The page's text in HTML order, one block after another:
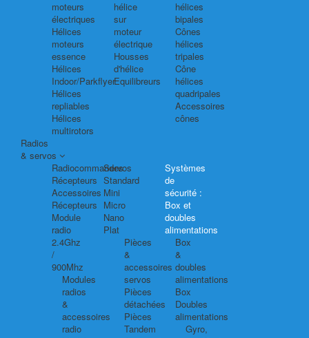
moteurs
électriques
Hélices
moteurs
essence
Hélices
Indoor/Parkflyer
Hélices
repliables
Hélices
multirotors
hélice
sur
moteur
électrique
Housses
d'hélice
Equilibreurs
hélices
bipales
Cônes
hélices
tripales
Cône
hélices
quadripales
Accessoires
cônes
Radios
& servos
Radiocommandes
Récepteurs
Accessoires
Récepteurs
Module
radio
2.4Ghz
/
900Mhz
Modules
radios
&
accessoires
radio
Servos
Standard
Mini
Micro
Nano
Plat
Pièces
&
accessoires
servos
Pièces
détachées
Pièces
Tandem
Systèmes
de
sécurité :
Box et
doubles
alimentations
Box
&
doubles
alimentations
Box
Doubles
alimentations
Gyro,